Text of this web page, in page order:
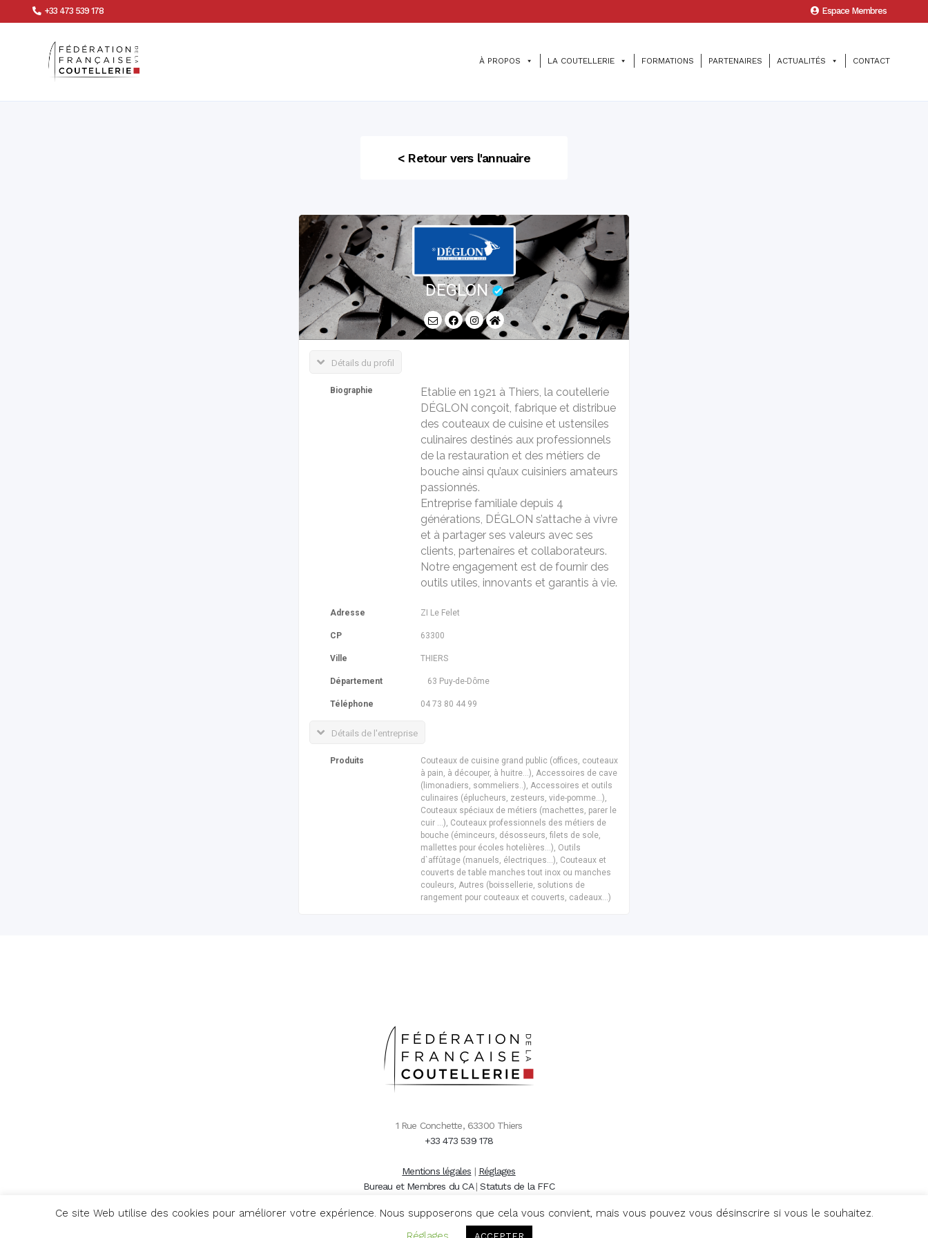
+33 473 539 178 Espace Membres
À PROPOS LA COUTELLERIE FORMATIONS PARTENAIRES ACTUALITÉS CONTACT
< Retour vers l'annuaire
DEGLON
Détails du profil
Biographie
Etablie en 1921 à Thiers, la coutellerie
DÉGLON conçoit, fabrique et distribue
des couteaux de cuisine et ustensiles
culinaires destinés aux professionnels
de la restauration et des métiers de
bouche ainsi qu’aux cuisiniers amateurs
passionnés.
Entreprise familiale depuis 4
générations, DÉGLON s’attache à vivre
et à partager ses valeurs avec ses
clients, partenaires et collaborateurs.
Notre engagement est de fournir des
outils utiles, innovants et garantis à vie.
Adresse ZI Le Felet
CP 63300
Ville THIERS
Département 63 Puy-de-Dôme
Téléphone 04 73 80 44 99
Détails de l'entreprise
Produits
Couteaux de cuisine grand public (offices, couteaux
à pain, à découper, à huitre…), Accessoires de cave
(limonadiers, sommeliers..), Accessoires et outils
culinaires (éplucheurs, zesteurs, vide-pomme…),
Couteaux spéciaux de métiers (machettes, parer le
cuir ...), Couteaux professionnels des métiers de
bouche (éminceurs, désosseurs, filets de sole,
mallettes pour écoles hotelières…), Outils
d`affûtage (manuels, électriques…), Couteaux et
couverts de table manches tout inox ou manches
couleurs, Autres (boissellerie, solutions de
rangement pour couteaux et couverts, cadeaux…)
1 Rue Conchette, 63300 Thiers
+33 473 539 178
Mentions légales | Réglages
Bureau et Membres du CA|Statuts de la FFC
Ce site Web utilise des cookies pour améliorer votre expérience. Nous supposerons que cela vous convient, mais vous pouvez vous désinscrire si vous le souhaitez.